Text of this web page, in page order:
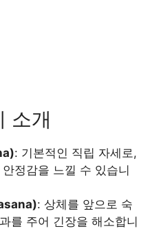
소개
: 기본적인 직립 자세로,
정감을 느낄 수 있습니
: 상체를 앞으로 숙
를 주어 긴장을 해소합니